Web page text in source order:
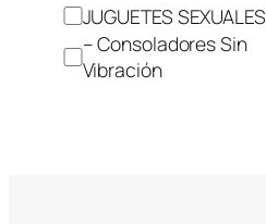
C
t
JUGUETES SEXUALES
– Consoladores Sin
Vibración